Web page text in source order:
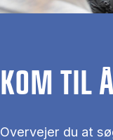
KOM TIL
Overvejer du at